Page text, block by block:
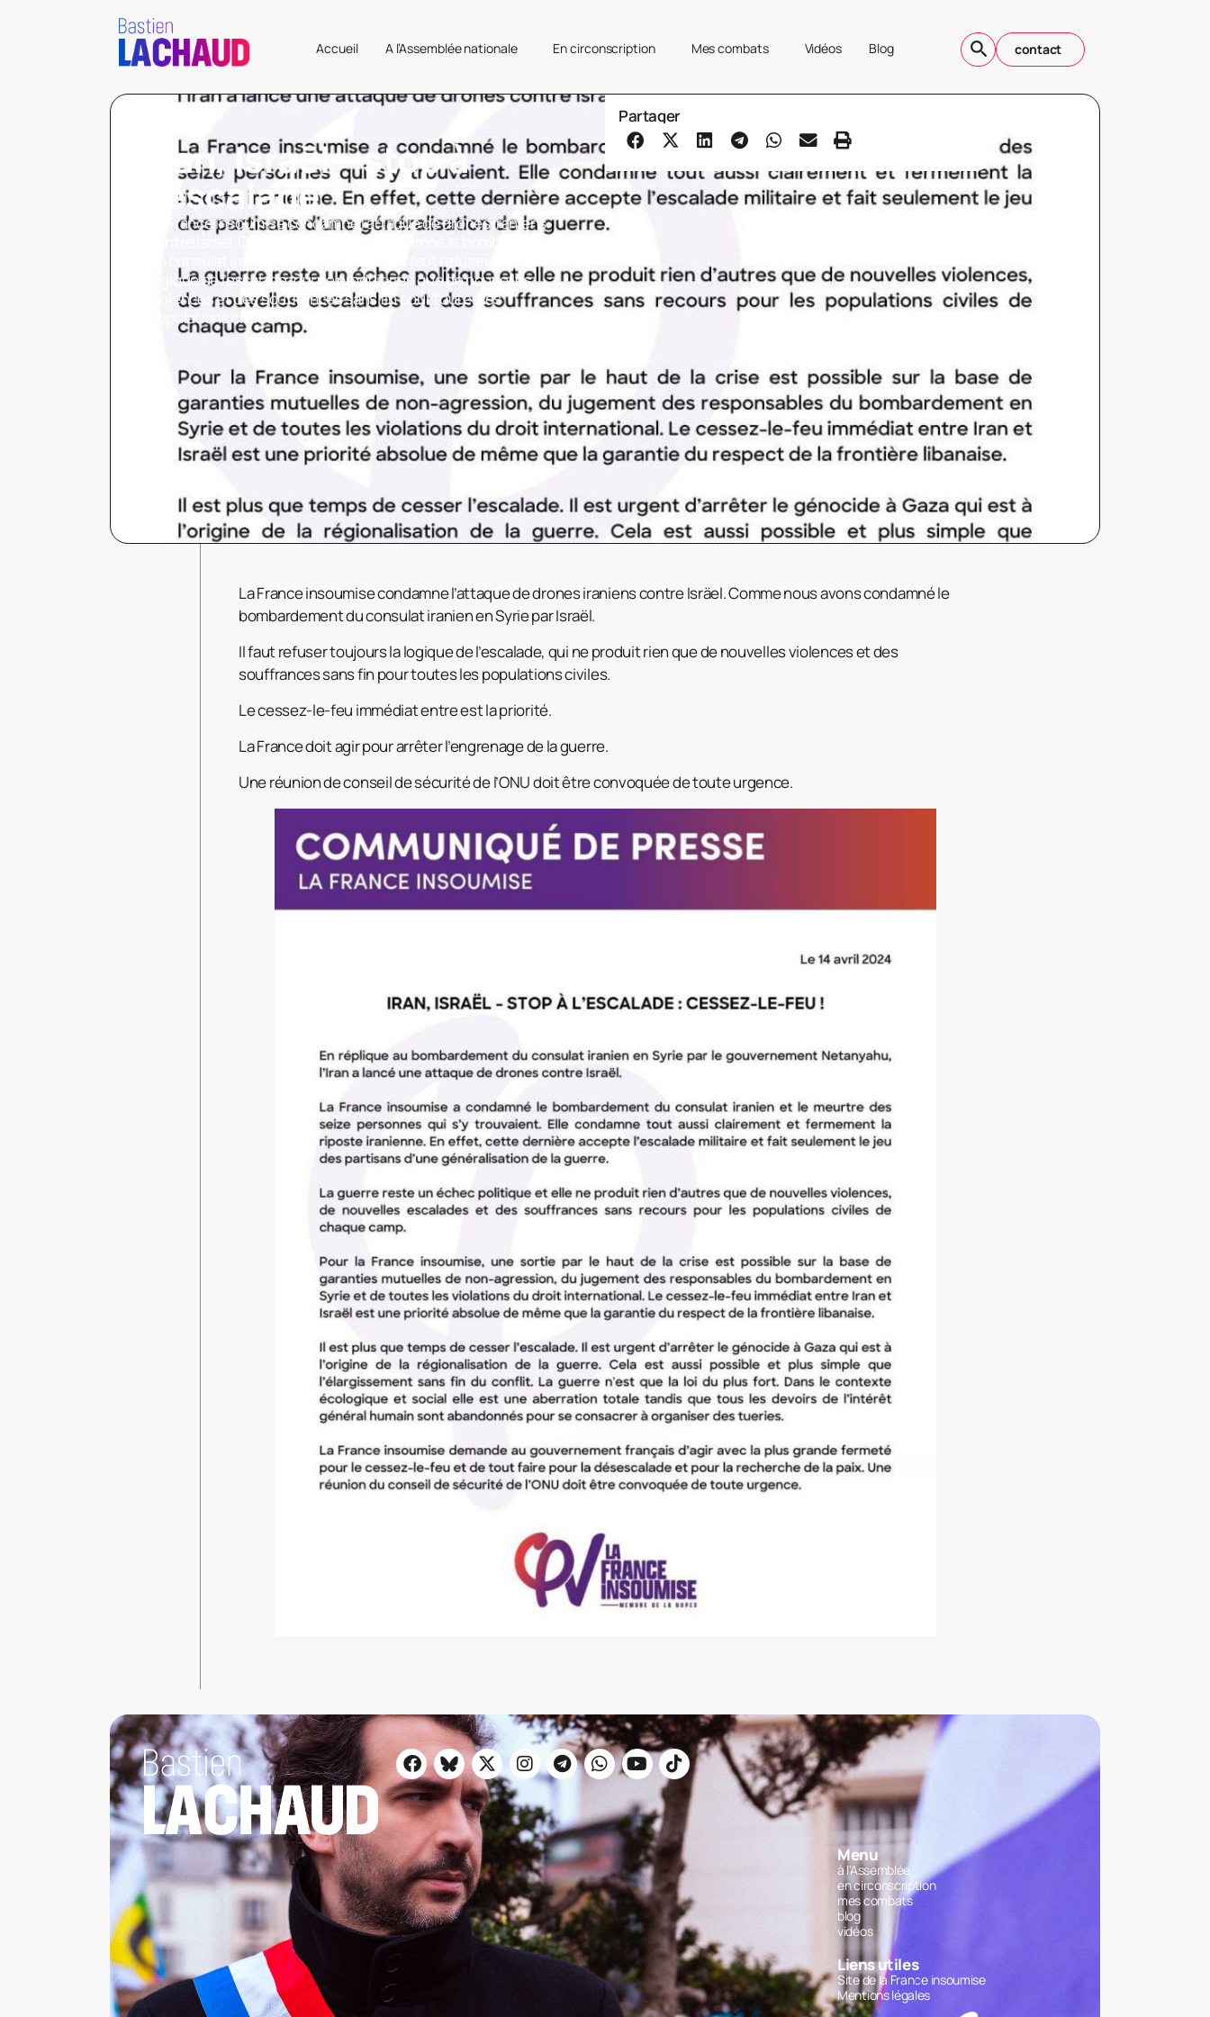
Accueil A l’Assemblée nationale En circonscription Mes combats Vidéos Blog contact
Iran, Israël – stop à
l’escalade
La France insoumise condamne l’attaque de drones iraniens
contre Isräel. Comme nous avons condamné le bombardement
du consulat iranien en Syrie par Israël. Il faut refuser toujours la
logique de l’escalade, qui ne produit rien que de nouvelles
violences et des souffrances sans fin pour toutes les
populations civiles. Le
Partager
La France insoumise condamne l’attaque de drones iraniens contre Isräel. Comme nous avons condamné le
bombardement du consulat iranien en Syrie par Israël.
Il faut refuser toujours la logique de l’escalade, qui ne produit rien que de nouvelles violences et des
souffrances sans fin pour toutes les populations civiles.
Le cessez-le-feu immédiat entre est la priorité.
LaFrance doit agir pour arrêter l’engrenage de la guerre.
Une réunion de conseil de sécurité de l’ONU doit être convoquée de toute urgence.
Menu
à l'Assemblée
en circonscription
mes combats
blog
vidéos
Liens utiles
Site de la France insoumise
Mentions légales